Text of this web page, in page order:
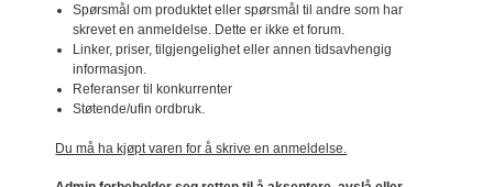
Spørsmål om produktet eller spørsmål til andre som har
skrevet en anmeldelse. Dette er ikke et forum.
Linker, priser, tilgjengelighet eller annen tidsavhengig
informasjon.
Referanser til konkurrenter
Støtende/ufin ordbruk.
Du må ha kjøpt varen for å skrive en anmeldelse.